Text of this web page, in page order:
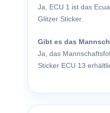
Ja, ECU 1 ist das
Glitzer Sticker.
Gibt es das
Ja, das
Sticker ECU 13